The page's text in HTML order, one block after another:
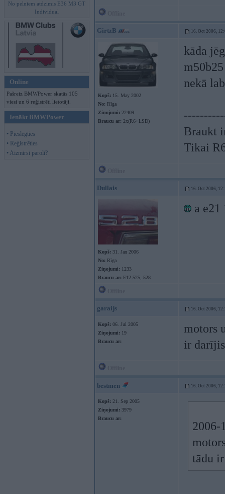
No pelniem atdzimis E36 M3 GT
Individual
Online
Pašreiz BMWPower skatās 105
viesi un 6 reģistrēti lietotāji.
Ienākt BMWPower
• Pieslēgties
• Reģistrēties
• Aizmirsi paroli?
GirtzB 16. Oct 2006,
Kopš: 15. May 2002
No: Rīga
Ziņojumi: 22409
Braucu ar: 2x(R6+LSD)
kāda
nekā
Braukt
Tikai
Dullais 16. Oct 2006,
Kopš: 31. Jan 2006
No: Rīga
Ziņojumi: 1233
Braucu ar: E12 525, 528
a
garaijs 16. Oct 2006,
Kopš: 06. Jul 2005
Ziņojumi: 19
Braucu ar:
motors
ir
bestmen 16. Oct 2006,
Kopš: 21. Sep 2005
Ziņojumi: 3979
Braucu ar:
2006-
tādu